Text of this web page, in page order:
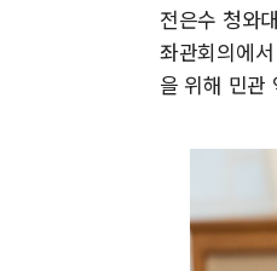
전은수 청와
좌관회의에
을 위해 민관